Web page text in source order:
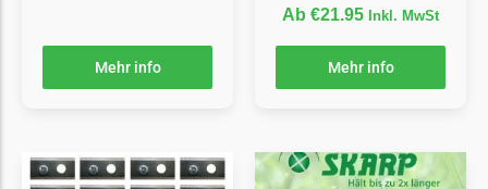
Einhell Messer
Begrenzungsdraht
Etesia Messer
Mehr info
Ab €21.95 Inkl. MwSt
Mehr info